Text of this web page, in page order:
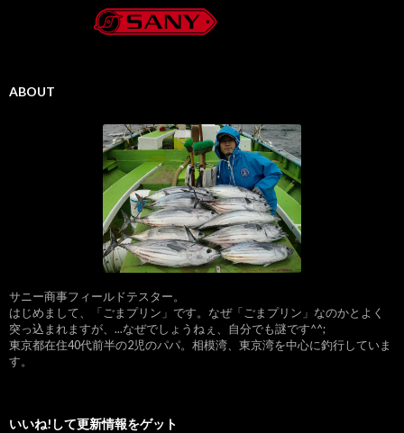
ABOUT
サニー商事フィールドテスター。
はじめまして、「ごまプリン」です。なぜ「ごまプリン」なのかとよく
突っ込まれますが、...なぜでしょうねぇ、自分でも謎です^^;
東京都在住40代前半の2児のパパ。相模湾、東京湾を中心に釣行していま
す。
いいね!して更新情報をゲット